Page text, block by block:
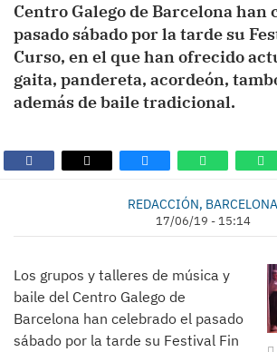
Centro Galego de Barcelona han
pasado sábado por la tarde su
Curso, en el que han ofrecido
gaita, pandereta, acordeón,
además de baile tradicional.
REDACCIÓN, BARCELONA
17/06/19 - 15:14
Los grupos y talleres de música y
baile del Centro Galego de
Barcelona han celebrado el pasado
sábado por la tarde su Festival Fin